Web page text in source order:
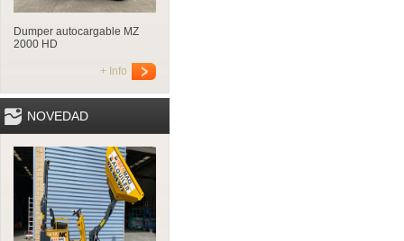
Dumper autocargable MZ
2000 HD
+ Info
NOVEDAD